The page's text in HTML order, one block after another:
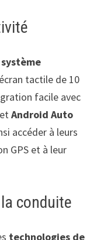
système
tactile de 10
facile avec
Android Auto
accéder à leurs
GPS et à leur
conduite
technologies de